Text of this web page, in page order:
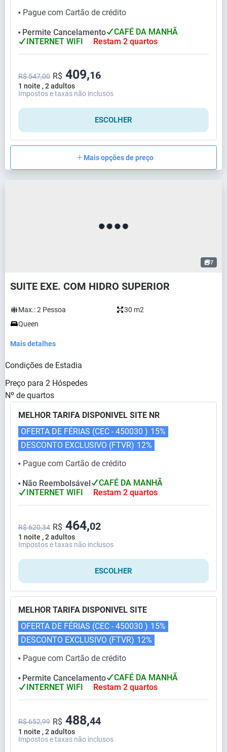
⬤ Pague com Cartão de crédito
⬤ Permite Cancelamento
CAFÉ DA MANHÃ
INTERNET WIFI
Restam 2 quartos
1 noite , 2 adultos
R$ 547,00 R$ 409,16
Impostos e taxas não inclusos
ESCOLHER
Mais opções de preço
7
SUITE EXE. COM HIDRO SUPERIOR
Max.:2 Pessoa
30 m2
Queen
Mais detalhes
Condições de Estadia
Preço para 2 Hóspedes
Nº de quartos
MELHOR TARIFA DISPONIVEL SITE NR
⬤ Pague com Cartão de crédito
OFERTA DE FÉRIAS (CEC - 450030 ) 15%
DESCONTO EXCLUSIVO (FTVR) 12%
⬤ Não Reembolsável
CAFÉ DA MANHÃ
INTERNET WIFI
Restam 2 quartos
1 noite , 2 adultos
R$ 620,34 R$ 464,02
Impostos e taxas não inclusos
ESCOLHER
MELHOR TARIFA DISPONIVEL SITE
⬤ Pague com Cartão de crédito
OFERTA DE FÉRIAS (CEC - 450030 ) 15%
DESCONTO EXCLUSIVO (FTVR) 12%
⬤ Permite Cancelamento
CAFÉ DA MANHÃ
INTERNET WIFI
Restam 2 quartos
1 noite , 2 adultos
R$ 652,99 R$ 488,44
Impostos e taxas não inclusos